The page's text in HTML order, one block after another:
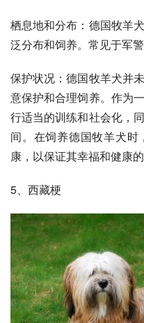
栖息地和分布：德国牧羊
泛分布和饲养。常见于军警
保护状况：德国牧羊犬并
意保护和合理饲养。作为
行适当的训练和社会化，
间。在饲养德国牧羊犬
康，以保证其幸福和健康的
5、 西藏梗